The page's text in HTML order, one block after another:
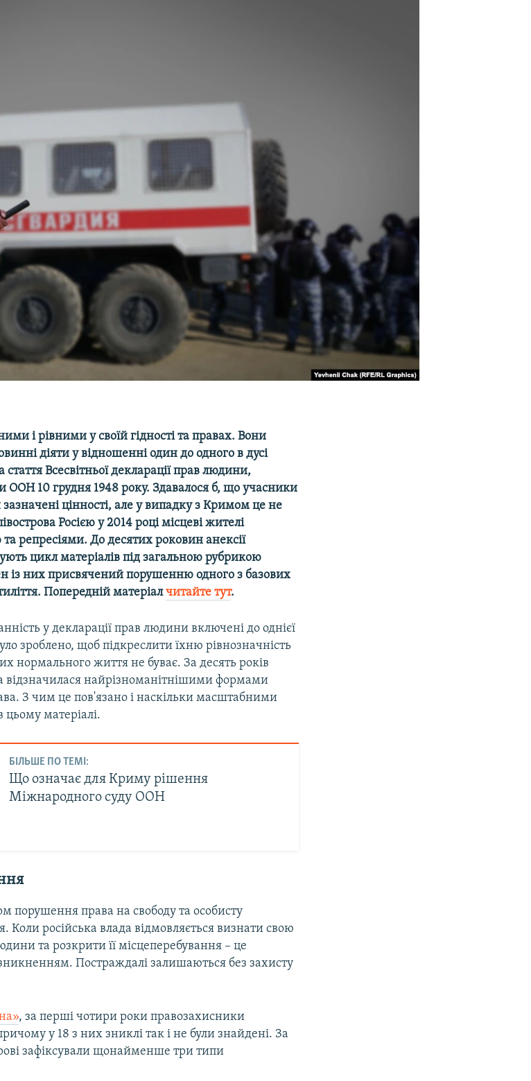
і рівними у своїй гідності та правах. Вони
діяти у відно­шенні один до одного в дусі
Всесвітньої декларації прав людини,
10 грудня 1948 року. Здавалося б, що учасники
цінності, але у випадку з Кримом це не
Росією у 2014 році місцеві жителі
репресіями. До десятих роковин анексії
цикл матеріалів під загальною рубрикою
із них присвячений порушенню одного з базових
Попередній матеріалчитайте тут.
у декларації прав людини включені до однієї
зроблено, щоб підкреслити їхню рівнозначність
нормального життя не буває. За десять років
відзначилася найрізноманітнішими формами
З чим це пов'язано і наскільки масштабними
цьому матеріалі.
БІЛЬШЕ ПО ТЕМІ:
Що означає для Криму рішення
Міжнародного суду ООН
порушення права на свободу та особисту
Коли російська влада відмовляється визнати свою
та розкрити її місцеперебування – це
Постраждалі залишаються без захисту
, за перші чотири роки правозахисники
у 18 з них зниклі так і не були знайдені. За
зафіксували щонайменше три типи